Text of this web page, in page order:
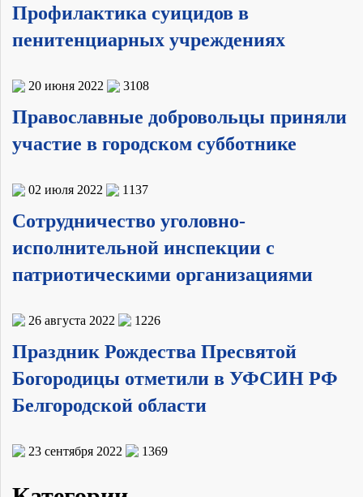
Профилактика суицидов в
пенитенциарных учреждениях
20 июня 2022 3108
Православные добровольцы приняли
участие в городском субботнике
02 июля 2022 1137
Сотрудничество уголовно-
исполнительной инспекции c
патриотическими организациями
26 августа 2022 1226
Праздник Рождества Пресвятой
Богородицы отметили в УФСИН РФ
Белгородской области
23 сентября 2022 1369